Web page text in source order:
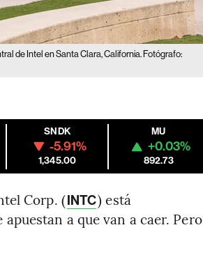
de Intel en Santa Clara, California. Fotógrafo:
SNDK
-5.91%
1,345.00
MU
+0.03%
892.73
Corp. (INTC) está
a que van a caer. Pero